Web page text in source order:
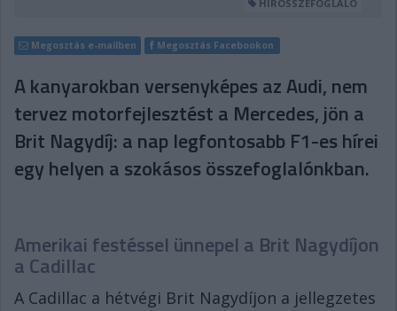
HÍRÖSSZEFOGLALÓ
Megosztás e-mailben Megosztás Facebookon
A kanyarokban versenyképes az Audi, nem
tervez motorfejlesztést a Mercedes, jön a
Brit Nagydíj: a nap legfontosabb F1-es hírei
egy helyen a szokásos összefoglalónkban.
Amerikai festéssel ünnepel a Brit Nagydíjon
a Cadillac
A Cadillac a hétvégi Brit Nagydíjon a jellegzetes